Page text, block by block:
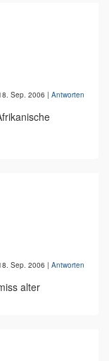
Sep. 2006 | Antworten
Sep. 2006 | Antworten
alter